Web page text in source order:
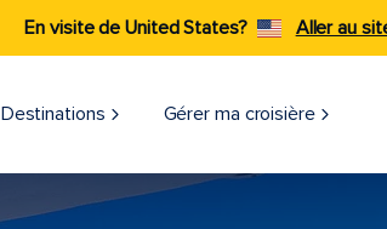
En visite de United States? Aller au
Destinations Gérer ma croisière​